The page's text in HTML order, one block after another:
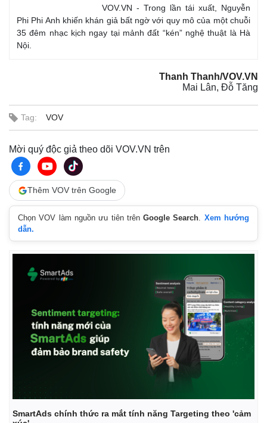
Bất động sản
Khởi nghiệp
Thị trường
Giá vàng
Tiêu dùng
Tỷ giá
Chứng khoán
Giá cà phê
VOV.VN - Trong lần tái xuất, Nguyễn
Phi Phi Anh khiến khán giả bất ngờ với quy mô của một chuỗi
35 đêm nhạc kịch ngay tại mảnh đất “kén” nghệ thuật là Hà
Nội.
Thanh Thanh/VOV.VN
Mai Lân, Đỗ Tăng
Tag: VOV
Mời quý độc giả theo dõi VOV.VN trên
Thêm VOV trên Google
Chọn VOV làm nguồn ưu tiên trênGoogle Search. Xem hướng
dẫn.
SmartAds chính thức ra mắt tính năng Targeting theo 'cảm